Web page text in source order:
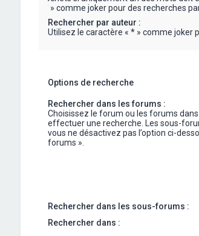
« * » comme joker pour des recherches
Rechercher par auteur :
Utilisez le caractère « * » comme joker
Options de recherche
Rechercher dans les forums :
Choisissez le forum ou les forums
effectuer une recherche. Les sous-
vous ne désactivez pas l’option ci-
forums ».
Rechercher dans les sous-forums :
Rechercher dans :